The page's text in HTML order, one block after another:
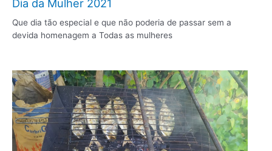
Dia da Mulher 2021
Que dia tão especial e que não poderia de passar sem a
devida homenagem a Todas as mulheres